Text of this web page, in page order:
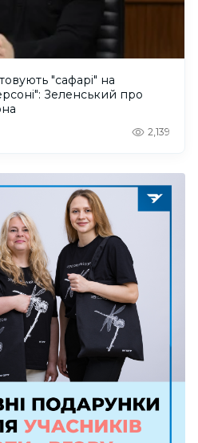
"сафарі" на
Зеленський про
2,139